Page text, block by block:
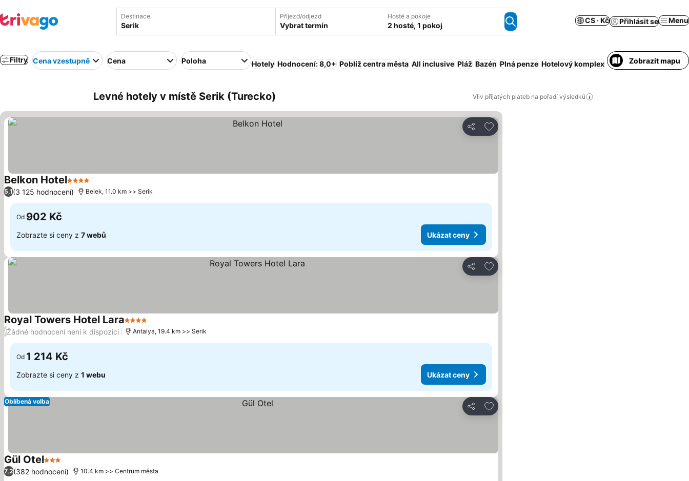
Destinace Příjezd/odjezd
Vybrat termín
Hosté a pokoje
2 hosté, 1 pokoj
CS · Kč Přihlásit se Menu
Filtry Cena vzestupně Cena Poloha Hotely Hodnocení: 8,0+ Poblíž centra města All inclusive Pláž Bazén Plná penze Hotelový komplex Snídaně v ceně
Zobrazit mapu
Levné hotely v místě Serik (Turecko) Vliv přijatých plateb na pořadí výsledků
Sdílet
Přidat na seznam oblíbených hotelů
Belkon Hotel4 Počet hvězdiček
5,1(3 125 hodnocení) Belek, 11.0 km >> Serik
Od 902 Kč
Zobrazte si ceny z 7 webů Ukázat ceny
Sdílet
Přidat na seznam oblíbených hotelů
Royal Towers Hotel Lara4 Počet hvězdiček
/Žádné hodnocení není k dispozici Antalya, 19.4 km >> Serik
Od 1 214 Kč
Zobrazte si ceny z 1 webu Ukázat ceny
Sdílet
Přidat na seznam oblíbených hotelů
Oblíbená volba
Gül Otel3 Počet hvězdiček
Ukázat ceny
7,2(382 hodnocení) 10.4 km >> Centrum města